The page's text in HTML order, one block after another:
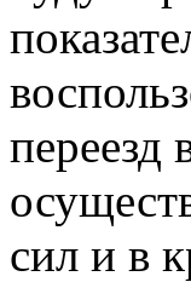
переезд
сил и в